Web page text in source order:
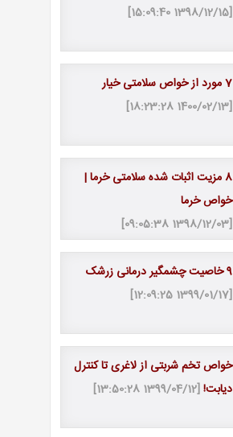
[1398/12/15 15:09:40]
7 مورد از خواص سلامتی خیار
[1400/02/13 18:23:28]
8 مزیت اثبات شده سلامتی خرما |
خواص خرما
[1398/12/03 09:05:38]
9 خاصیت چشمگیر درمانی زرشک
[1399/01/17 12:09:25]
خواص تخم شربتی از لاغری تا کنترل
دیابت![1399/04/12 13:50:28]